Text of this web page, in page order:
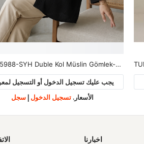
MAV Fırfır Detay Tunik-Mavi
يجب عليك تسجيل الدخول أو التسجيل
الأسعار. تسجيل الدخول | سجل
اخبارنا